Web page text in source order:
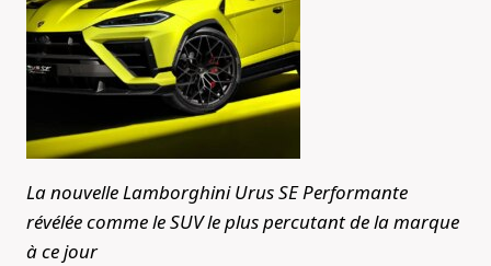
La nouvelle Lamborghini Urus SE Performante
révélée comme le SUV le plus percutant de la marque
à ce jour